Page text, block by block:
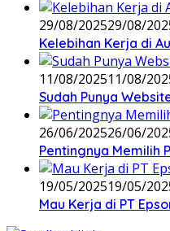
29/08/202529/08/
Kelebihan Kerja di
11/08/202511/08/
Sudah Punya
26/06/202526/06/
Pentingnya Memilih
19/05/202519/05/
Mau Kerja di PT